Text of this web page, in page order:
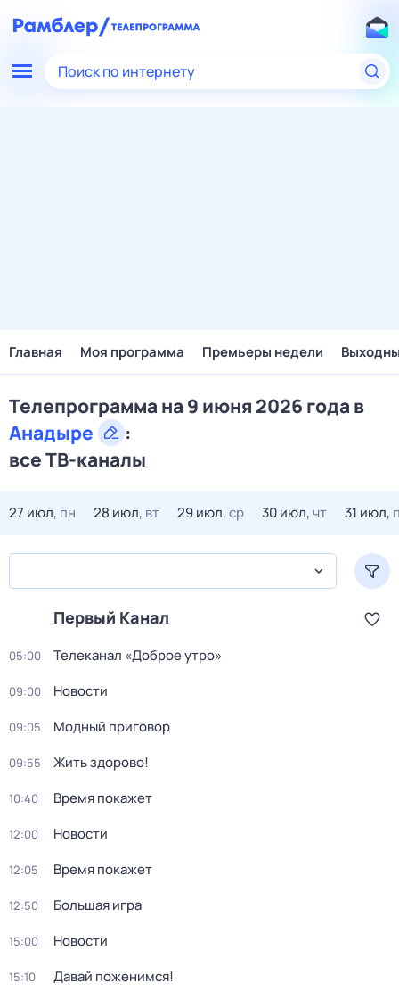
Поиск по интернету
Главная Моя программа Премьеры недели
Телепрограмма на 9 июня 2026 года в
Анадыре
:
все ТВ-каналы
27 июл, пн 28 июл, вт 29 июл,ср 30 июл,чт 31 июл,
Первый Канал
05:00 Телеканал «Доброе утро»
09:00 Новости
09:05 Модный приговор
09:55 Жить здорово!
10:40 Время покажет
12:00 Новости
12:05 Время покажет
12:50 Большая игра
15:00 Новости
15:10 Давай поженимся!